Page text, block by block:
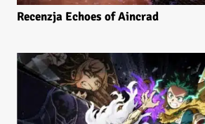
Recenzja Echoes of Aincrad